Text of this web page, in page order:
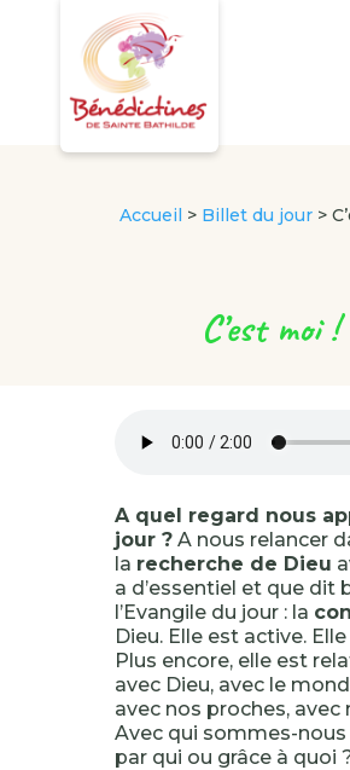
Accueil > Billet du jour>
C’est moi !
A quel regard nous
jour ?A nous relancer
la recherche de Dieu
a d’essentiel et que dit
l’Evangile du jour : la
Dieu. Elle est active.
Plus encore, elle est
avec Dieu, avec le
avec nos proches,
Avec qui sommes-
par qui ou grâce à quoi